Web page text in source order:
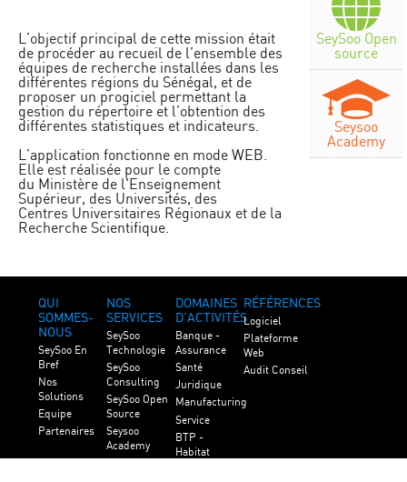
L’objectif principal de cette mission était
de procéder au recueil de l’ensemble des
équipes de recherche installées dans les
différentes régions du Sénégal, et de
proposer un progiciel permettant la
gestion du répertoire et l’obtention des
différentes statistiques et indicateurs.
L’application fonctionne en mode WEB.
Elle est réalisée pour le compte
du Ministère de l'Enseignement
Supérieur, des Universités, des
Centres Universitaires Régionaux et de la
Recherche Scientifique.
SeySoo Open
source
Seysoo
Academy
QUI
SOMMES-
NOUS
SeySoo En
Bref
Nos
Solutions
Equipe
Partenaires
NOS
SERVICES
SeySoo
Technologie
SeySoo
Consulting
SeySoo Open
Source
Seysoo
Academy
DOMAINES
D'ACTIVITÉS
Banque -
Assurance
Santé
Juridique
Manufacturing
Service
BTP -
Habitat
RÉFÉRENCES
Logiciel
Plateforme
Web
Audit Conseil